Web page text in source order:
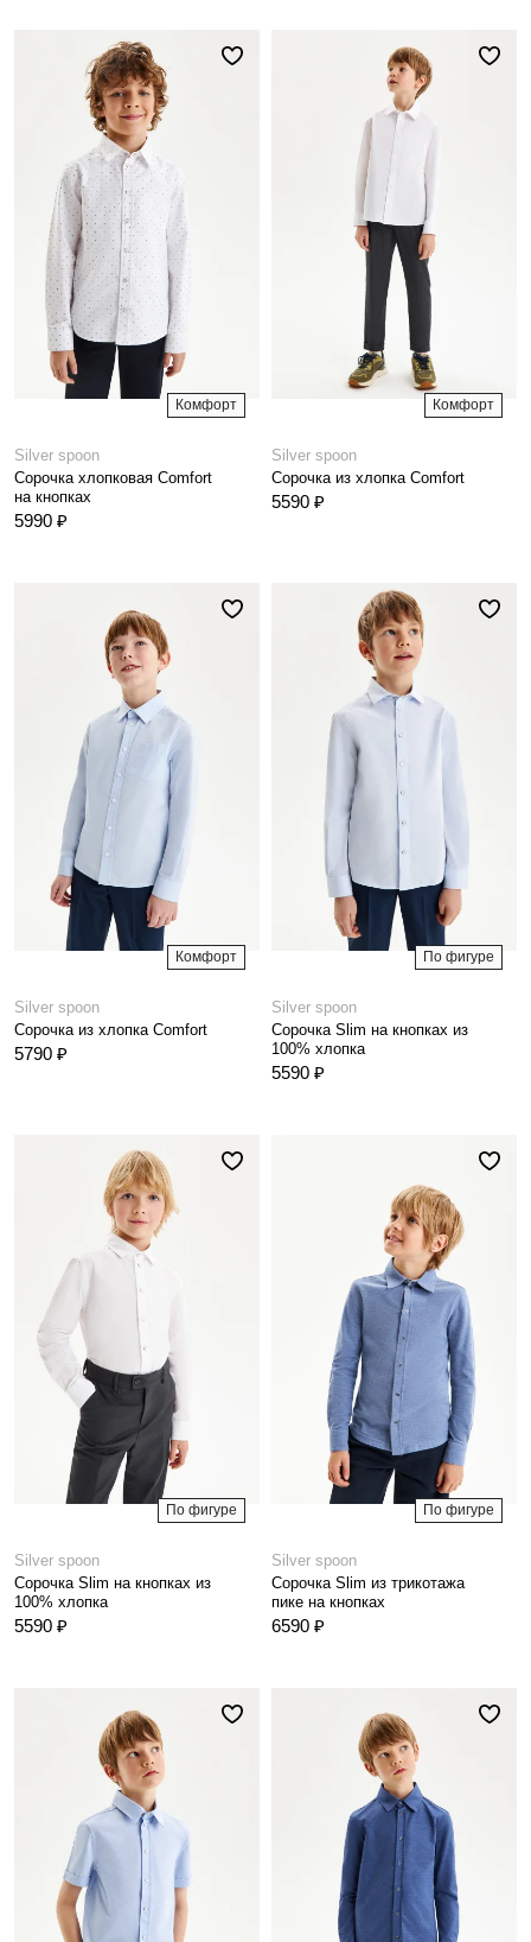
Комфорт
Silver spoon
Сорочка хлопковая Comfort
на кнопках
5990 ₽
Комфорт
Silver spoon
Сорочка из хлопка Comfort
5590 ₽
Комфорт
Silver spoon
Сорочка из хлопка Comfort
5790 ₽
По фигуре
Silver spoon
Сорочка Slim на кнопках из
100% хлопка
5590 ₽
По фигуре
Silver spoon
Сорочка Slim на кнопках из
100% хлопка
5590 ₽
По фигуре
Silver spoon
Сорочка Slim из трикотажа
пике на кнопках
6590 ₽